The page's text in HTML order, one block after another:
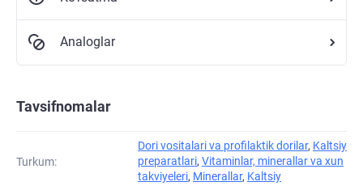
Analoglar
Tavsifnomalar
Turkum:
Dori vositalari va profilaktik dorilar, Kaltsiy
preparatlari, Vitaminlar, minerallar va xun
takviyeleri, Minerallar, Kaltsiy